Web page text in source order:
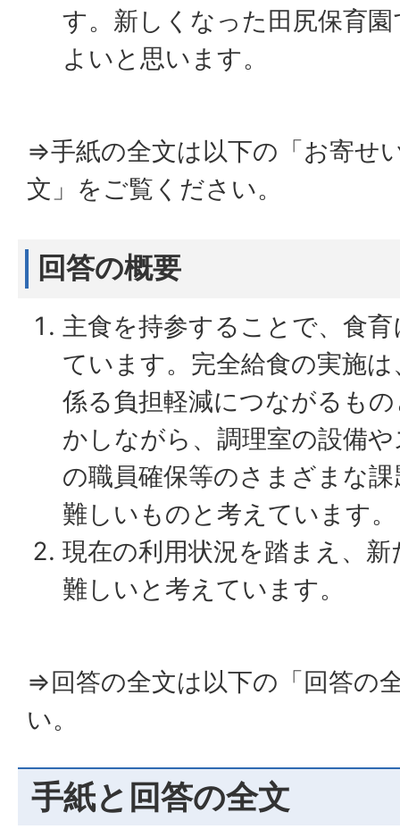
す。新しくなった田尻保育
よいと思います。
⇒手紙の全文は以下の「お寄せ
文」をご覧ください。
回答の概要
主食を持参することで、食
ています。完全給食の実施
係る負担軽減につながるも
かしながら、調理室の設備
の職員確保等のさまざまな
難しいものと考えています。
現在の利用状況を踏まえ、
難しいと考えています。
⇒回答の全文は以下の「回答の
い。
手紙と回答の全文